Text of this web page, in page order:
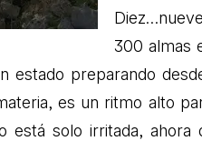
300 almas
estado preparando
es un ritmo alto
está solo irritada,